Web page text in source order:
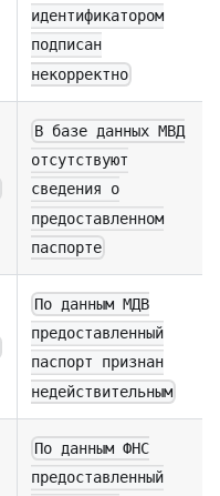
идентификатором
подписан
некорректно
В базе данных МВД
отсутствуют
сведения о
предоставленном
паспорте
По данным МДВ
предоставленный
паспорт признан
недействительным
По данным ФНС
предоставленный